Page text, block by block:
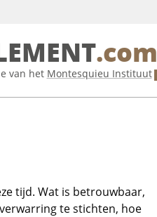
.com
van het Montesquieu Instituut
tijd. Wat is betrouwbaar,
te stichten, hoe